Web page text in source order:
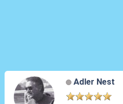
Adler Nest